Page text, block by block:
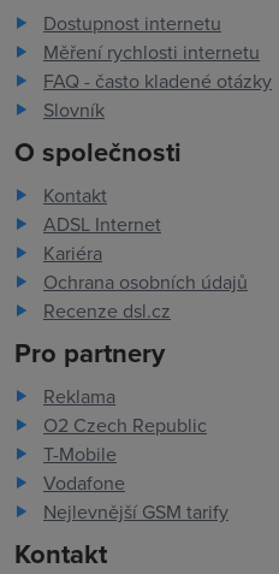
Dostupnost internetu
Měření rychlosti internetu
FAQ - často kladené otázky
Slovník
O společnosti
Kontakt
ADSL Internet
Kariéra
Ochrana osobních údajů
Recenze dsl.cz
Pro partnery
Reklama
O2 Czech Republic
T-Mobile
Vodafone
Nejlevnější GSM tarify
Kontakt